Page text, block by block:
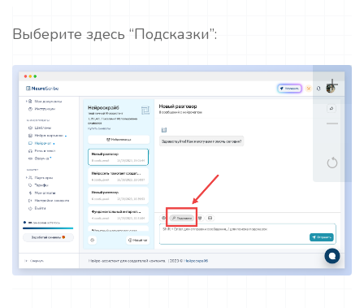
Выберите здесь “Подсказки”: